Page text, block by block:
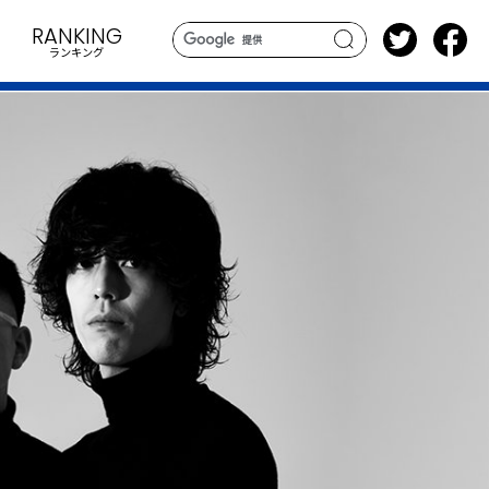
search
RANKING
ランキング